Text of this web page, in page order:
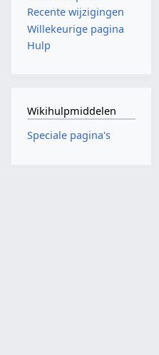
Recente wijzigingen
Willekeurige pagina
Hulp
Wikihulpmiddelen
Speciale pagina's